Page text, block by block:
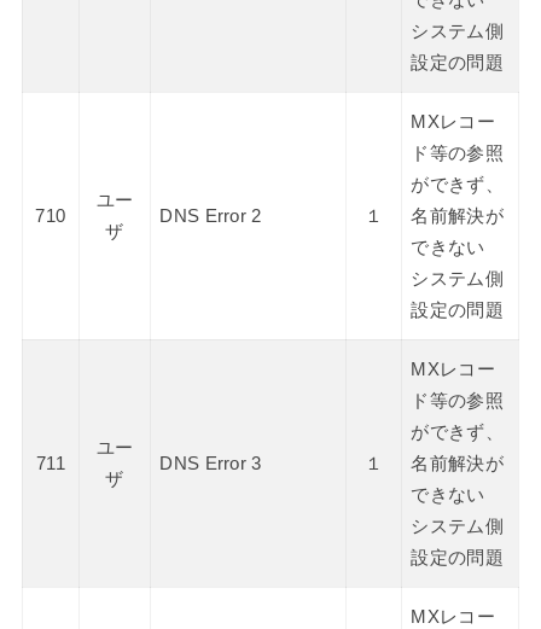
システム側
設定の問題
710
ユー
ザ
DNS Error 2 １
MXレコー
ド等の参照
ができず、
名前解決が
できない
システム側
設定の問題
711
ユー
ザ
DNS Error 3 １
MXレコー
ド等の参照
ができず、
名前解決が
できない
システム側
設定の問題
MXレコー